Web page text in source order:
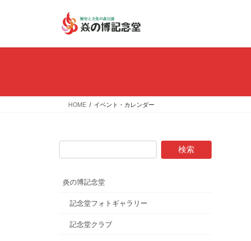
HOME イベント・カレンダー
炎の博記念堂
記念堂フォトギャラリー
記念堂クラブ